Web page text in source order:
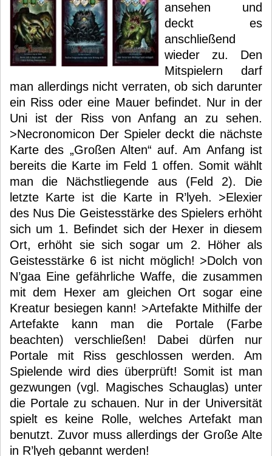
ansehen und
deckt es
anschließend
wieder zu. Den
Mitspielern darf
man allerdings nicht verraten, ob sich darunter
ein Riss oder eine Mauer befindet. Nur in der
Uni ist der Riss von Anfang an zu sehen.
>Necronomicon Der Spieler deckt die nächste
Karte des „Großen Alten“ auf. Am Anfang ist
bereits die Karte im Feld 1 offen. Somit wählt
man die Nächstliegende aus (Feld 2). Die
letzte Karte ist die Karte in R’lyeh. >Elexier
des Nus Die Geistesstärke des Spielers erhöht
sich um 1. Befindet sich der Hexer in diesem
Ort, erhöht sie sich sogar um 2. Höher als
Geistesstärke 6 ist nicht möglich! >Dolch von
N’gaa Eine gefährliche Waffe, die zusammen
mit dem Hexer am gleichen Ort sogar eine
Kreatur besiegen kann! >Artefakte Mithilfe der
Artefakte kann man die Portale (Farbe
beachten) verschließen! Dabei dürfen nur
Portale mit Riss geschlossen werden. Am
Spielende wird dies überprüft! Somit ist man
gezwungen (vgl. Magisches Schauglas) unter
die Portale zu schauen. Nur in der Universität
spielt es keine Rolle, welches Artefakt man
benutzt. Zuvor muss allerdings der Große Alte
in R’lyeh gebannt werden!